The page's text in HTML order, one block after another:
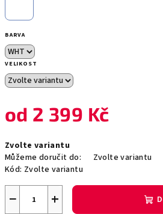
BARVA
VELIKOST
od 2 399 Kč
cena:
Zvolte variantu
Můžeme doručit do:
Zvolte variantu
Kód: Zvolte variantu
+
−